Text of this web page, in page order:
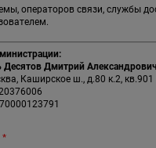
операторов связи, службы
Дмитрий Александрович
Каширское ш., д.80 к.2, кв.901